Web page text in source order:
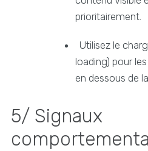
prioritairement.
Utilisez le
loading) pour
en dessous de
5/ Signaux